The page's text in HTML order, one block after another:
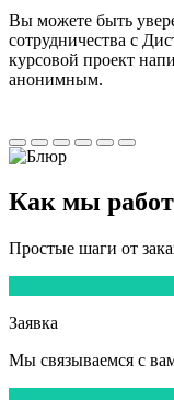
Вы можете быть
сотрудничества с
курсовой проект
анонимным.
Как мы
Простые шаги от
Заявка
Мы связываемся с